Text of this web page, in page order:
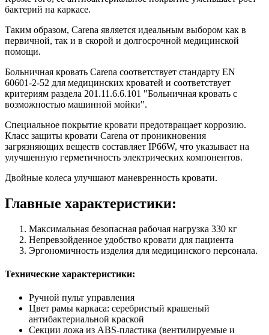
бактерий на каркасе.
Таким образом, Carena является идеальным выбором как в
первичной, так и в скорой и долгосрочной медицинской
помощи.
Больничная кровать Carena соответствует стандарту EN
60601-2-52 для медицинских кроватей и соответствует
критериям раздела 201.11.6.6.101 "Больничная кровать с
возможностью машинной мойки".
Специальное покрытие кровати предотвращает коррозию.
Класс защиты кровати Carena от проникновения
загрязняющих веществ составляет IP66W, что указывает на
улучшенную герметичность электрических компонентов.
Двойные колеса улучшают маневренность кровати.
Главные характеристики:
Максимальная безопасная рабочая нагрузка 330 кг
Непревзойденное удобство кровати для пациента
Эргономичность изделия для медицинского персонала.
Технические характеристики:
Ручной пульт управления
Цвет рамы каркаса: серебристый крашеный
антибактериальной краской
Секции ложа из ABS-пластика (вентилируемые и